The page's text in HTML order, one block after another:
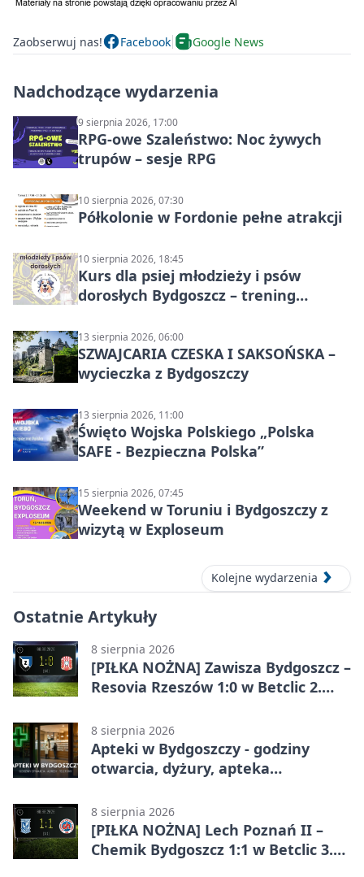
Zaobserwuj nas! Facebook Google News
Nadchodzące wydarzenia
9 sierpnia 2026, 17:00
RPG-owe Szaleństwo: Noc żywych
trupów – sesje RPG
10 sierpnia 2026, 07:30
Półkolonie w Fordonie pełne atrakcji
10 sierpnia 2026, 18:45
Kurs dla psiej młodzieży i psów
dorosłych Bydgoszcz – trening
13 sierpnia 2026, 06:00
SZWAJCARIA CZESKA I SAKSOŃSKA –
wycieczka z Bydgoszczy
13 sierpnia 2026, 11:00
Święto Wojska Polskiego „Polska
SAFE - Bezpieczna Polska”
15 sierpnia 2026, 07:45
Weekend w Toruniu i Bydgoszczy z
wizytą w Exploseum
Kolejne wydarzenia
Ostatnie Artykuły
8 sierpnia 2026
[PIŁKA NOŻNA] Zawisza Bydgoszcz –
Resovia Rzeszów 1:0 w Betclic 2.
8 sierpnia 2026
Apteki w Bydgoszczy - godziny
otwarcia, dyżury, apteka
8 sierpnia 2026
[PIŁKA NOŻNA] Lech Poznań II –
Chemik Bydgoszcz 1:1 w Betclic 3.